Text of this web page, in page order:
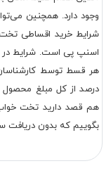
وجود دارد. همچنین
درصد از کل مبلغ محصول
هم قصد دارید تخت خواب
بگوییم که بدون دریافت سود در 4 قسط می‌توانید کل